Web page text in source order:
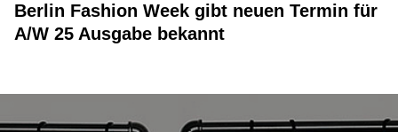
Berlin Fashion Week gibt neuen Termin für
A/W 25 Ausgabe bekannt